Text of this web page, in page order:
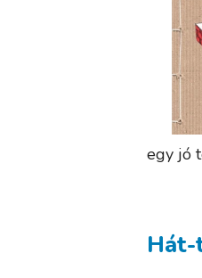
egy jó
Hát-